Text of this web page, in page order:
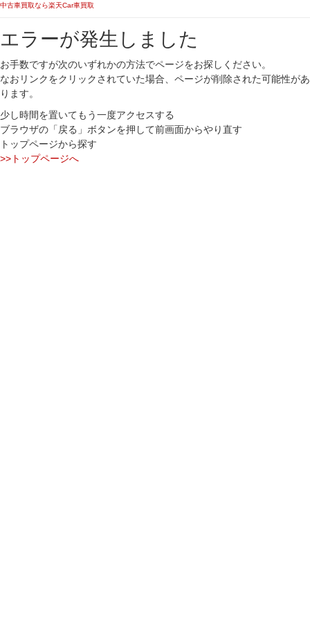
中古車買取なら楽天Car車買取
エラーが発生しました
お手数ですが次のいずれかの方法でページをお探しください。
なおリンクをクリックされていた場合、ページが削除された可能性があ
ります。
少し時間を置いてもう一度アクセスする
ブラウザの「戻る」ボタンを押して前画面からやり直す
トップページから探す
>>トップページへ